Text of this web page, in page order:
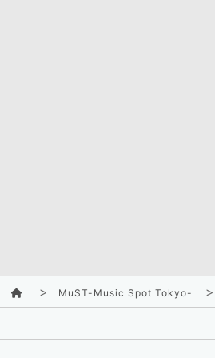
MuST-Music Spot Tokyo-